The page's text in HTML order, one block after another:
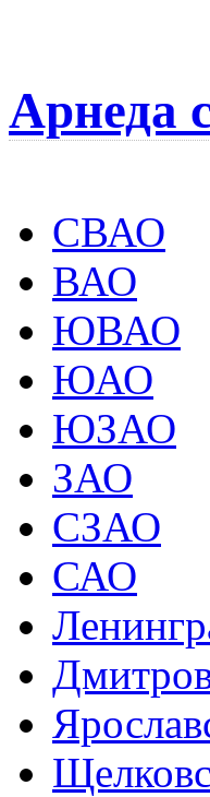
Арнеда
СВАО
ВАО
ЮВАО
ЮАО
ЮЗАО
ЗАО
СЗАО
САО